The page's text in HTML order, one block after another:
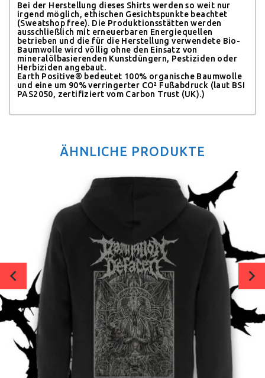
Bei der Herstellung dieses Shirts werden so weit nur
irgend möglich, ethischen Gesichtspunkte beachtet
(Sweatshop free). Die Produktionsstätten werden
ausschließlich mit erneuerbaren Energiequellen
betrieben und die für die Herstellung verwendete Bio-
Baumwolle wird völlig ohne den Einsatz von
mineralölbasierenden Kunstdüngern, Pestiziden oder
Herbiziden angebaut.
Earth Positive® bedeutet 100% organische Baumwolle
und eine um 90% verringerter CO² Fußabdruck (laut BSI
PAS2050, zertifiziert vom Carbon Trust (UK).)
ÄHNLICHE PRODUKTE